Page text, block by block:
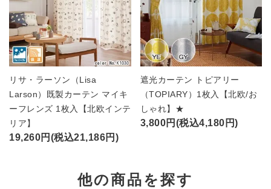
リサ・ラーソン（Lisa
Larson）既製カーテン マイキ
ーフレンズ 1枚入【北欧インテ
リア】
19,260円(税込21,186円)
遮光カーテン トピアリー
（TOPIARY）1枚入【北欧/お
しゃれ】★
3,800円(税込4,180円)
他の商品を探す